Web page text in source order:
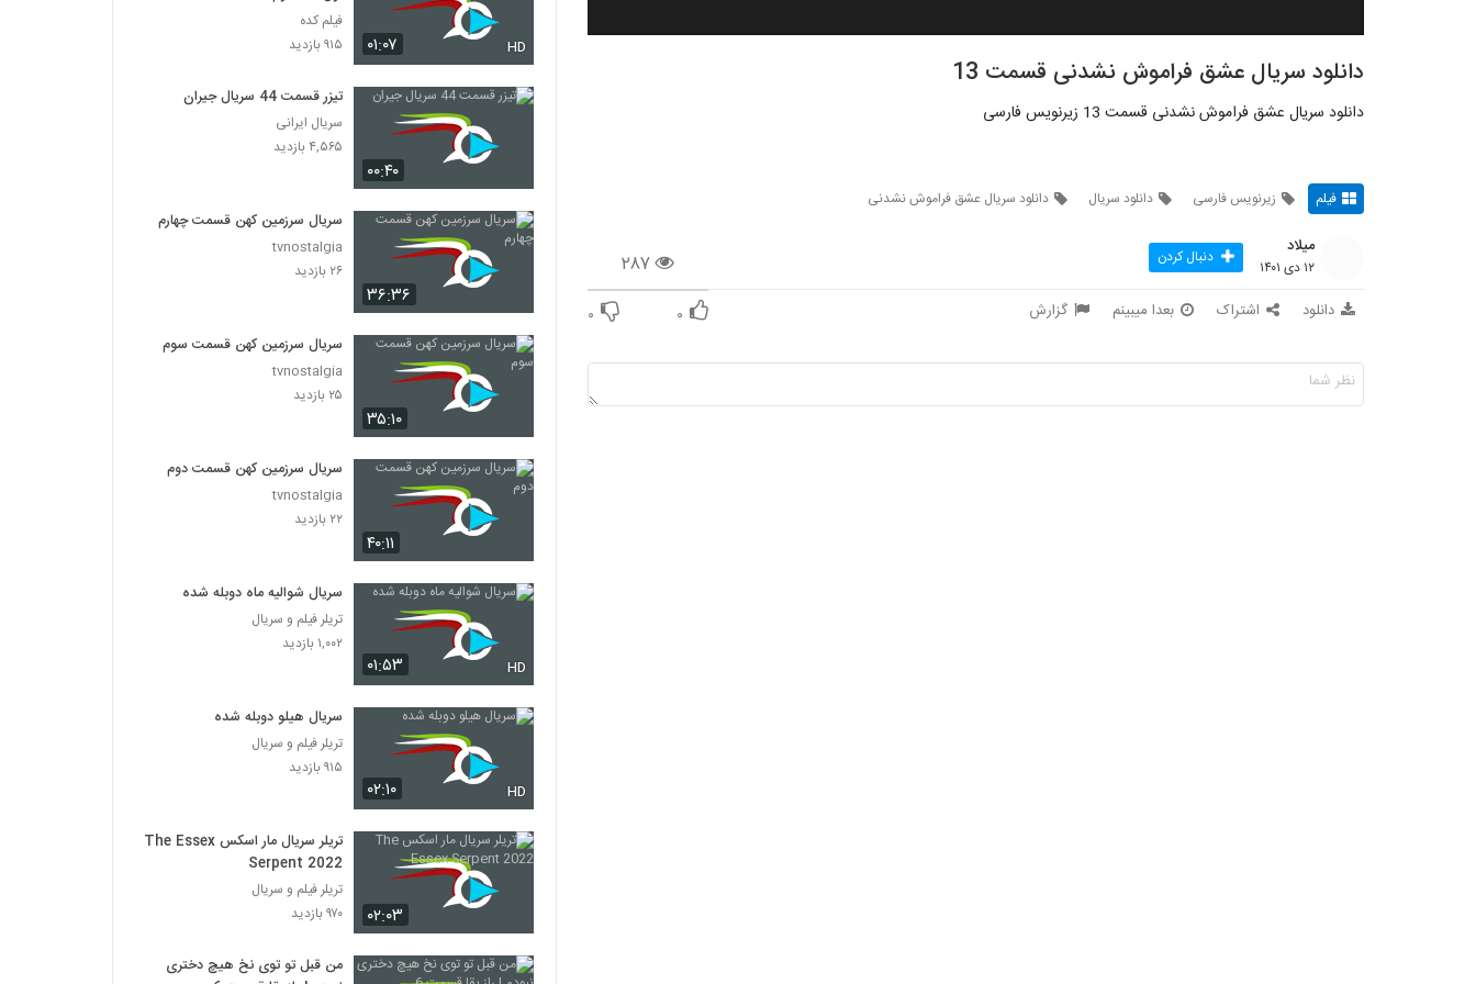
دانلود سریال عشق فراموش نشدنی قسمت 13
دانلود سریال عشق فراموش نشدنی قسمت 13 زیرنویس فارسی
فیلم زیرنویس فارسی دانلود سریال دانلود سریال عشق فراموش نشدنی
۲۸۷
میلاد
۱۲ دی ۱۴۰۱ دنبال کردن
دانلود اشتراک بعدا میبینم گزارش ۰ ۰
۰۱:۰۷ HD
فیلم کده
۹۱۵ بازدید
۰۰:۴۰
تیزر قسمت 44 سریال جیران
سریال ایرانی
۴,۵۶۵ بازدید
۳۶:۳۶
سریال سرزمین کهن قسمت چهارم
tvnostalgia
۲۶ بازدید
۳۵:۱۰
سریال سرزمین کهن قسمت سوم
tvnostalgia
۲۵ بازدید
۴۰:۱۱
سریال سرزمین کهن قسمت دوم
tvnostalgia
۲۲ بازدید
۰۱:۵۳ HD
سریال شوالیه ماه دوبله شده
تریلر فیلم و سریال
۱,۰۰۲ بازدید
۰۲:۱۰ HD
سریال هیلو دوبله شده
تریلر فیلم و سریال
۹۱۵ بازدید
۰۲:۰۳
تریلر سریال مار اسکس The Essex
Serpent 2022
تریلر فیلم و سریال
۹۷۰ بازدید
من قبل تو توی نخ هیچ دختری